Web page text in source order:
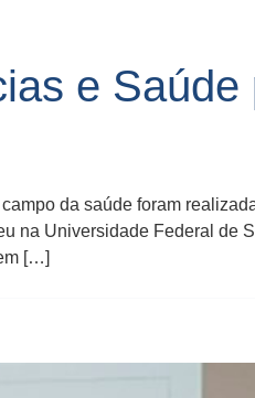
e Saúde
da saúde foram
na Universidade Federal de
[…]